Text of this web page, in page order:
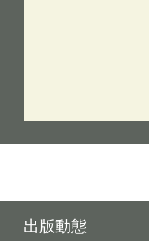
出版動態